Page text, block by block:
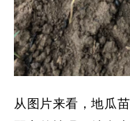
从图片来看，地瓜